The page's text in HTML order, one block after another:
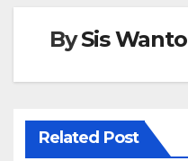
BySis Wanto
Related Post